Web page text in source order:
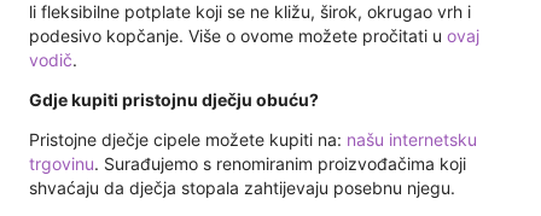
li fleksibilne potplate koji se ne kližu, širok, okrugao vrh i
podesivo kopčanje. Više o ovome možete pročitati u ovaj
vodič.
Gdje kupiti pristojnu dječju obuću?
Pristojne dječje cipele možete kupiti na: našu internetsku
trgovinu. Surađujemo s renomiranim proizvođačima koji
shvaćaju da dječja stopala zahtijevaju posebnu njegu.